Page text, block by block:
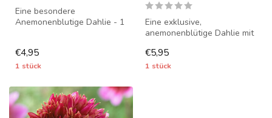
Eine besondere
Anemonenblutige Dahlie - 1
€4,95
1 stück
Eine exklusive,
anemonenblütige Dahlie mit
Stück Größe ...
€5,95
1 stück